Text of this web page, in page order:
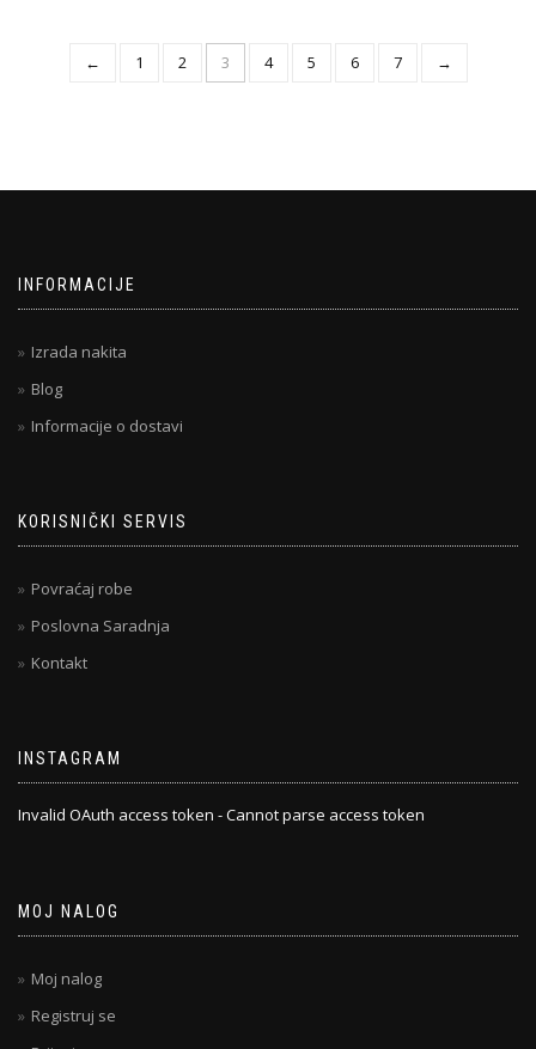
← 1 2 3 4 5 6 7 →
INFORMACIJE
Izrada nakita
Blog
Informacije o dostavi
KORISNIČKI SERVIS
Povraćaj robe
Poslovna Saradnja
Kontakt
INSTAGRAM
Invalid OAuth access token - Cannot parse access token
MOJ NALOG
Moj nalog
Registruj se